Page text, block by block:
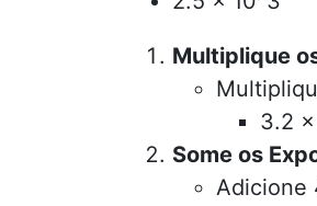
Multiplique
3.2
Some os
Adicione